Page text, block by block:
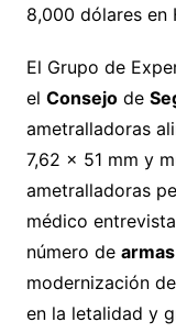
8,000 dólares en
El Grupo de
el Consejode
ametralladoras
7,62 x 51 mm y
ametralladoras
médico
número de armas
modernización
en la letalidad y